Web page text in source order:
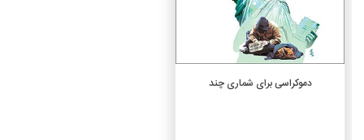
افزودن به سبد خرید
دموکراسی برای شماری چند